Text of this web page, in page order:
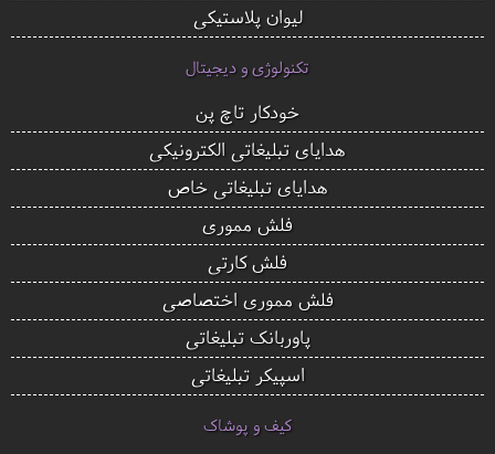
لیوان پلاستیکی
تکنولوژی و دیجیتال
خودکار تاچ پن
هدایای تبلیغاتی الکترونیکی
هدایای تبلیغاتی خاص
فلش مموری
فلش کارتی
فلش مموری اختصاصی
پاوربانک تبلیغاتی
اسپیکر تبلیغاتی
کیف و پوشاک